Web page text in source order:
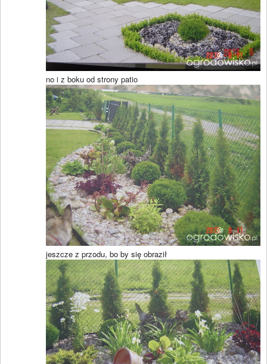
no i z boku od strony patio
jeszcze z przodu, bo by się obraził